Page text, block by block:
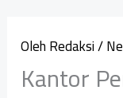
OlehRedaksi/
Kantor